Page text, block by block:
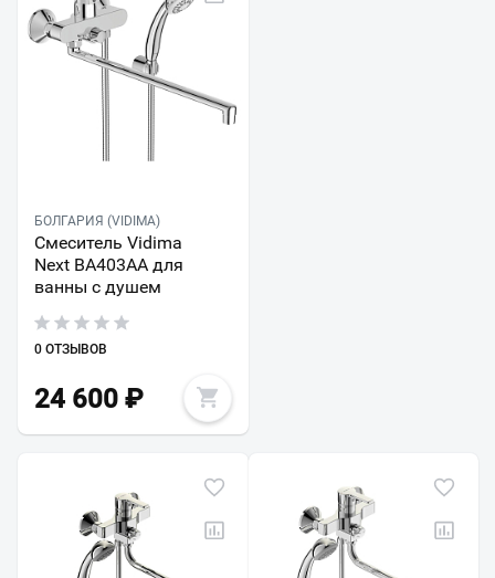
БОЛГАРИЯ (VIDIMA)
Смеситель Vidima
Next BA403AA для
ванны с душем
0 ОТЗЫВОВ
24 600 ₽